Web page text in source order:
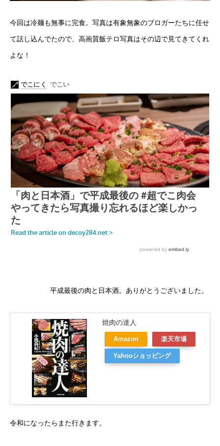
今回は冷麺も無事に完食。写真は有象無象のブロガーたちに任せ
て話し込んでたので、高画質飯テロ写真はその辺で見てきてくれ
よな！
平成最後の肉と日本酒。ありがとうございました。
焼肉の達人
Amazon 楽天市場
Yahooショッピング
令和になったらまた行きます。